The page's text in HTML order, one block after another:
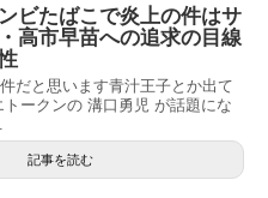
ビたばこで炎上の件はサ
高市早苗への追求の目線
だと思います青汁王子とか出て
トークンの 溝口勇児 が話題にな
記事を読む